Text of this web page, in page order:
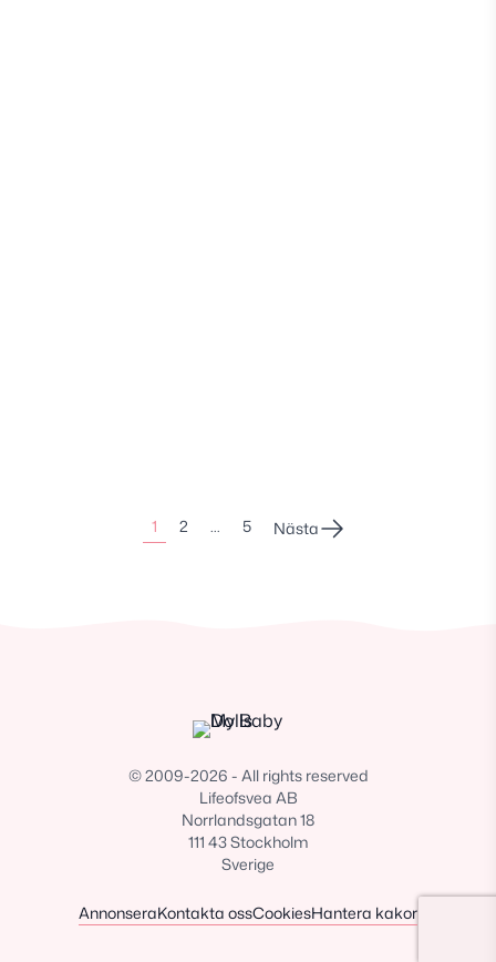
1 2 … 5 Nästa
© 2009-2026 - All rights reserved
Lifeofsvea AB
Norrlandsgatan 18
111 43 Stockholm
Sverige
AnnonseraKontakta ossCookiesHantera kakor